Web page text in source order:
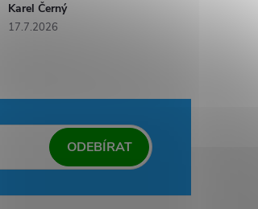
Karel Černý
17.7.2026
ODEBÍRAT